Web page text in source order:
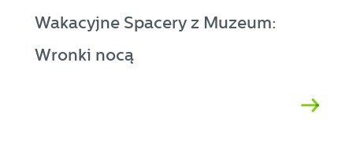
Wakacyjne Spacery z Muzeum:
Wronki nocą